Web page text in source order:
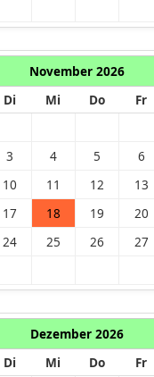
November 2026
Di Mi Do Fr
3 4 5 6
10 11 12 13
17 18 19 20
24 25 26 27
Dezember 2026
Di Mi Do Fr